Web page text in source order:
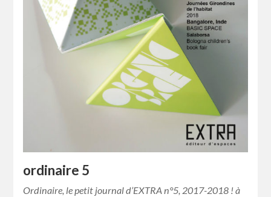
ordinaire 5
Ordinaire, le petit journal d’EXTRA n°5, 2017-2018 ! à